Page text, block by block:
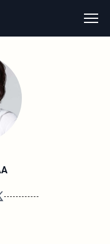
------------